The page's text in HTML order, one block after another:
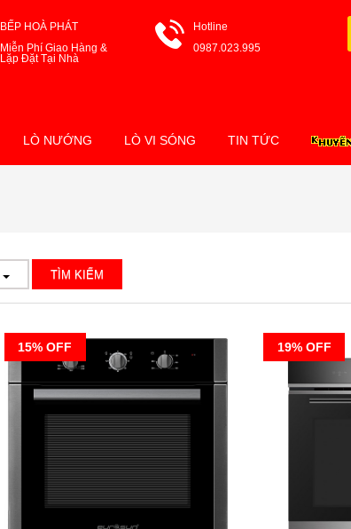
BẾP HOÀ PHÁT
Miễn Phí Giao Hàng &
Lặp Đặt Tại Nhà
Hotline
0987.023.995
LÒ NƯỚNG LÒ VI SÓNG TIN TỨC
TÌM KIẾM
15% OFF 19% OFF